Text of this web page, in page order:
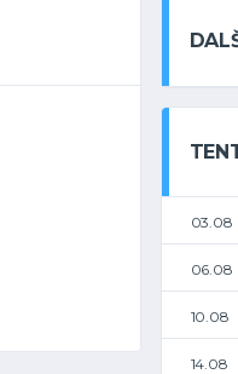
03.08
06.08
10.08
14.08